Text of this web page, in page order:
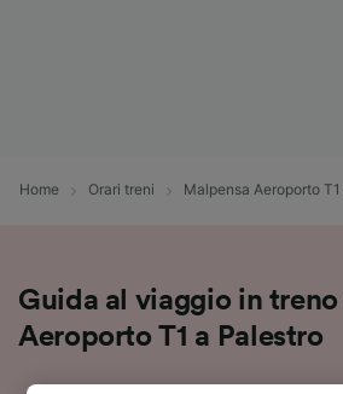
Home Orari treni Malpensa Aeroporto
Guida al viaggio in
Aeroporto T1 a Palestro